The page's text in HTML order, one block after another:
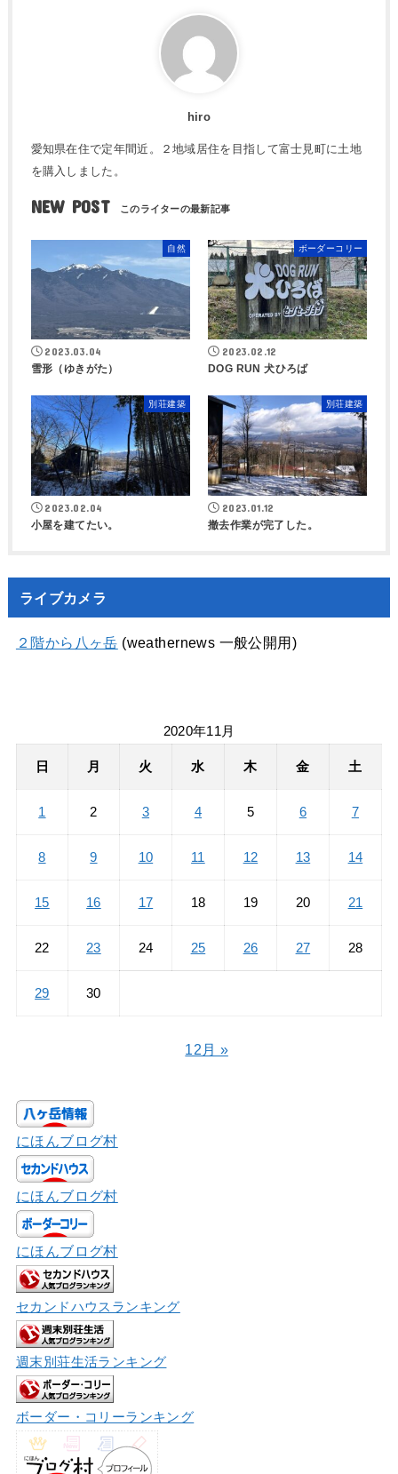
hiro
愛知県在住で定年間近。２地域居住を目指して富士見町に土地
を購入しました。
NEW POST
自然
2023.03.04
雪形（ゆきがた）
ボーダーコリー
2023.02.12
DOG RUN 犬ひろば
別荘建築
2023.02.04
小屋を建てたい。
別荘建築
2023.01.12
撤去作業が完了した。
ライブカメラ
２階から八ヶ岳 (weathernews 一般公開用)
2020年11月
日 月 火 水 木 金 土
1 2 3 4 5 6 7
8 9 10 11 12 13 14
15 16 17 18 19 20 21
22 23 24 25 26 27 28
29 30
12月 »
にほんブログ村
にほんブログ村
にほんブログ村
セカンドハウスランキング
週末別荘生活ランキング
ボーダー・コリーランキング